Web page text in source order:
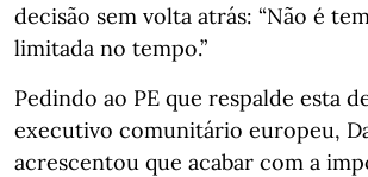
decisão sem volta atrás: “Não é
limitada no tempo.”
Pedindo ao PE que respalde esta
executivo comunitário europeu,
acrescentou que acabar com a